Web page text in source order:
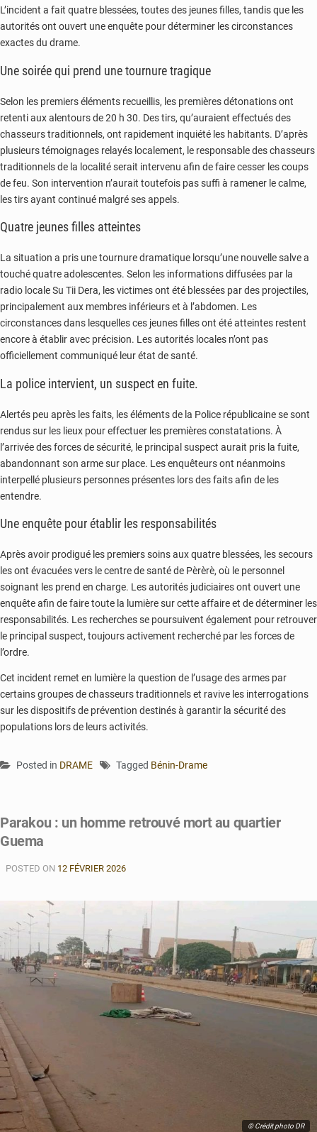
L’incident a fait quatre blessées, toutes des jeunes filles, tandis que les
autorités ont ouvert une enquête pour déterminer les circonstances
exactes du drame.
Une soirée qui prend une tournure tragique
Selon les premiers éléments recueillis, les premières détonations ont
retenti aux alentours de 20 h 30. Des tirs, qu’auraient effectués des
chasseurs traditionnels, ont rapidement inquiété les habitants. D’après
plusieurs témoignages relayés localement, le responsable des chasseurs
traditionnels de la localité serait intervenu afin de faire cesser les coups
de feu. Son intervention n’aurait toutefois pas suffi à ramener le calme,
les tirs ayant continué malgré ses appels.
Quatre jeunes filles atteintes
La situation a pris une tournure dramatique lorsqu’une nouvelle salve a
touché quatre adolescentes. Selon les informations diffusées par la
radio locale Su Tii Dera, les victimes ont été blessées par des projectiles,
principalement aux membres inférieurs et à l’abdomen. Les
circonstances dans lesquelles ces jeunes filles ont été atteintes restent
encore à établir avec précision. Les autorités locales n’ont pas
officiellement communiqué leur état de santé.
La police intervient, un suspect en fuite.
Alertés peu après les faits, les éléments de la Police républicaine se sont
rendus sur les lieux pour effectuer les premières constatations. À
l’arrivée des forces de sécurité, le principal suspect aurait pris la fuite,
abandonnant son arme sur place. Les enquêteurs ont néanmoins
interpellé plusieurs personnes présentes lors des faits afin de les
entendre.
Une enquête pour établir les responsabilités
Après avoir prodigué les premiers soins aux quatre blessées, les secours
les ont évacuées vers le centre de santé de Pèrèrè, où le personnel
soignant les prend en charge. Les autorités judiciaires ont ouvert une
enquête afin de faire toute la lumière sur cette affaire et de déterminer les
responsabilités. Les recherches se poursuivent également pour retrouver
le principal suspect, toujours activement recherché par les forces de
l’ordre.
Cet incident remet en lumière la question de l’usage des armes par
certains groupes de chasseurs traditionnels et ravive les interrogations
sur les dispositifs de prévention destinés à garantir la sécurité des
populations lors de leurs activités.
Posted in DRAME Tagged Bénin-Drame
Parakou : un homme retrouvé mort au quartier
Guema
POSTED ON 12 FÉVRIER 2026
© Crédit photo DR